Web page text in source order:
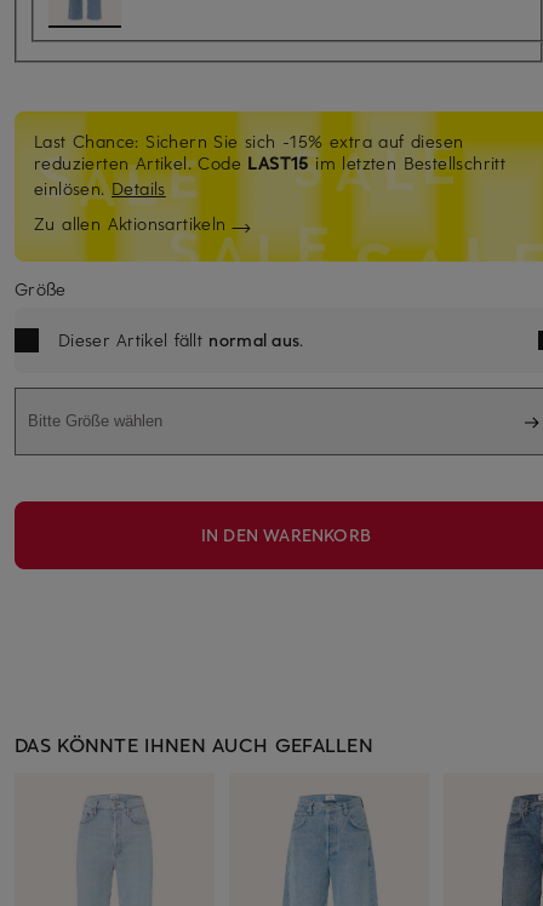
Last Chance: Sichern Sie sich -15% extra auf diesen
reduzierten Artikel. Code LAST15im letzten Bestellschritt
einlösen.Details
Zu allen Aktionsartikeln
Größe
Dieser Artikel fällt normal aus.
Bitte Größe wählen
IN DEN WARENKORB
DAS KÖNNTE IHNEN AUCH GEFALLEN